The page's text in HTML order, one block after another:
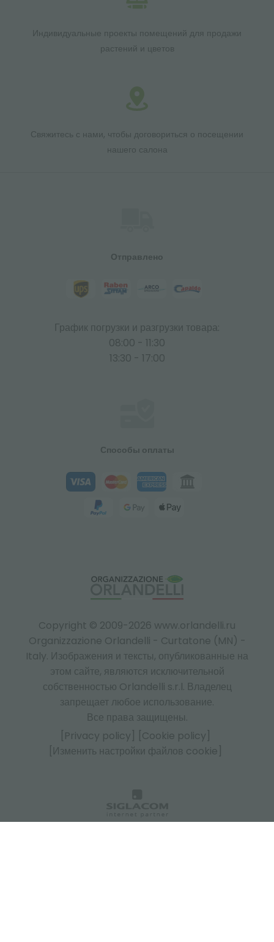
Индивидуальные проекты помещений для продажи
растений и цветов
Свяжитесь с нами, чтобы договориться о посещении
нашего салона
Copyright © 2009-2026 www.orlandelli.ru
Organizzazione Orlandelli - Curtatone (MN) -
Italy. Изображения и тексты, опубликованные на
этом сайте, являются исключительной
собственностью Orlandelli s.r.l. Владелец
запрещает любое использование.
Все права защищены.
[Privacy policy]
[Cookie policy]
[Изменить настройки файлов cookie]
Отправлено
График погрузки и разгрузки товара:
08:00 - 11:30
13:30 - 17:00
Способы оплаты